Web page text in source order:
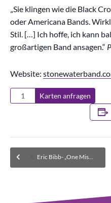
„Sie klingen wie die Black
oder Americana Bands.
Stil. […] Ich hoffe, ich kann
großartigen Band ansagen.“
Website:
Karten anfragen
Eric Bibb- „One Mississippi“ World Tour 2026 – AUSVERKAUFT